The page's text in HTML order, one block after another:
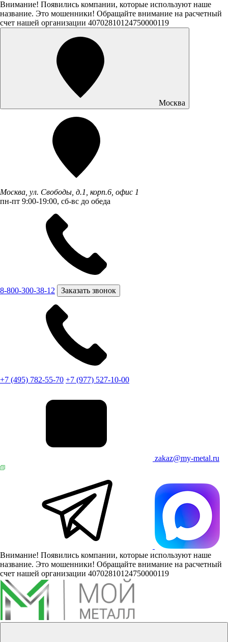
Внимание! Появились компании, которые используют наше
название. Это мошенники! Обращайте внимание на расчетный
счет нашей организации 40702810124750000119
Москва
Москва, ул. Свободы, д.1, корп.6, офис 1
пн-пт 9:00-19:00, сб-вс до обеда
8-800-300-38-12 Заказать звонок
+7 (495) 782-55-70 +7 (977) 527-10-00
zakaz@my-metal.ru
Внимание! Появились компании, которые используют наше
название. Это мошенники! Обращайте внимание на расчетный
счет нашей организации 40702810124750000119